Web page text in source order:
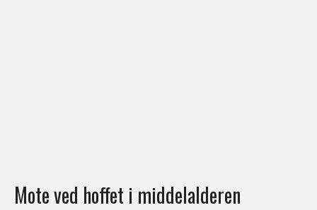
Mote ved hoffet i middelalderen